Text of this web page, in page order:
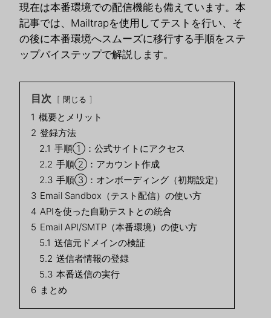
現在は本番環境での配信機能も備えています。本
記事では、Mailtrapを使用してテストを行い、そ
の後に本番環境へスムーズに移行する手順をステ
ップバイステップで解説します。
目次 閉じる
1 概要とメリット
2 登録方法
2.1 手順①：公式サイトにアクセス
2.2 手順②：アカウント作成
2.3 手順③：オンボーディング（初期設定）
3 Email Sandbox（テスト配信）の使い方
4 APIを使った自動テストとの統合
5 Email API/SMTP（本番環境）の使い方
5.1 送信元ドメインの検証
5.2 送信者情報の登録
5.3 本番送信の実行
6 まとめ